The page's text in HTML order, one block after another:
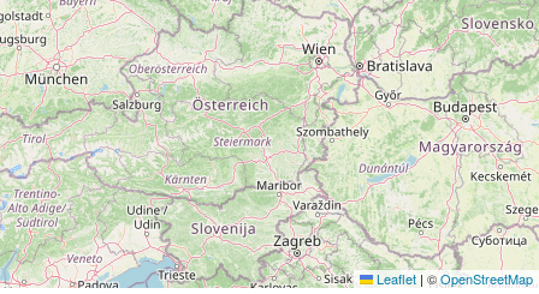
Leaflet | ©OpenStreetMap